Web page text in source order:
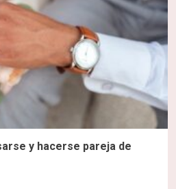
y hacerse pareja de